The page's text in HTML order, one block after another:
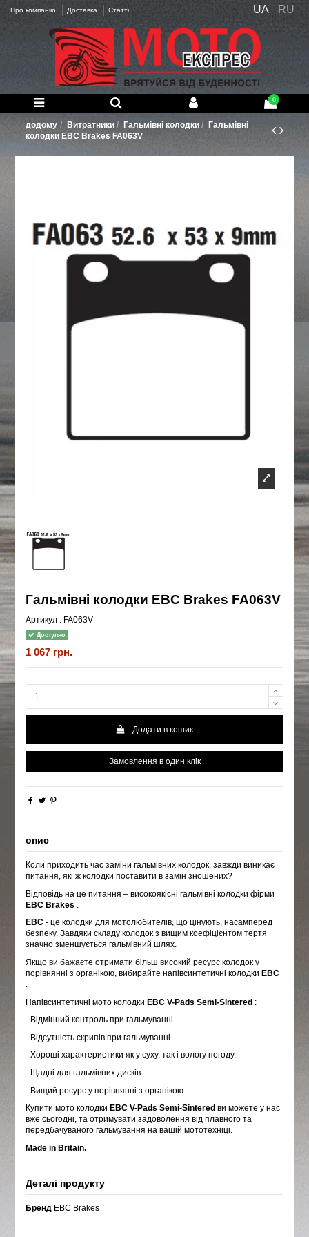
Про компанію Доставка Статті UA RU
0
додому Витратники Гальмівні колодки
Гальмівні
колодки EBC Brakes FA063V
Гальмівні колодки EBC Brakes FA063V
Артикул : FA063V
Доступно
1 067 грн.
Додати в кошик
Замовлення в один клік
опис
Коли приходить час заміни гальмівних колодок, завжди виникає
питання, які ж колодки поставити в замін зношених?
Відповідь на це питання – високоякісні гальмівні колодки фірми
EBC Brakes .
EBC - це колодки для мотолюбителів, що цінують, насамперед
безпеку. Завдяки складу колодок з вищим коефіцієнтом тертя
значно зменшується гальмівний шлях.
Якщо ви бажаєте отримати більш високий ресурс колодок у
порівнянні з органікою, вибирайте напівсинтетичні колодки EBC
.
Напівсинтетичні мото колодкиEBC V-Pads Semi-Sintered :
- Відмінний контроль при гальмуванні.
- Відсутність скрипів при гальмуванні.
- Хороші характеристики як у суху, так і вологу погоду.
- Щадні для гальмівних дисків.
- Вищий ресурс у порівнянні з органікою.
Купити мото колодки EBC V-Pads Semi-Sintered ви можете у нас
вже сьогодні, та отримувати задоволення від плавного та
передбачуваного гальмування на вашій мототехніці.
Made in Britain.
Деталі продукту
Бренд EBC Brakes